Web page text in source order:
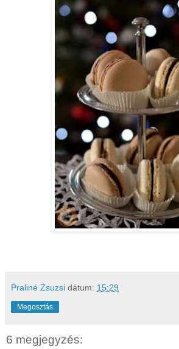
Praliné Zsuzsi dátum: 15:29
Megosztás
6 megjegyzés: